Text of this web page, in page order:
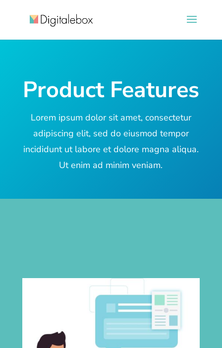
Product Features
Lorem ipsum dolor sit amet, consectetur
adipiscing elit, sed do eiusmod tempor
incididunt ut labore et dolore magna aliqua.
Ut enim ad minim veniam.